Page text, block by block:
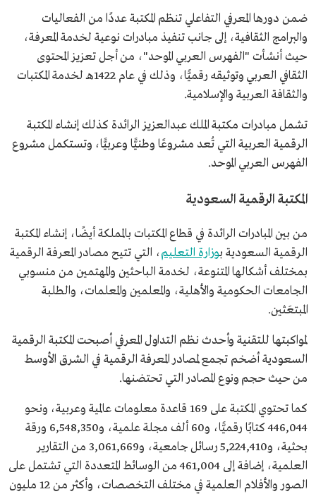
ضمن دورها المعرفي التفاعلي تنظم المكتبة عددًا من الفعاليات
والبرامج الثقافية، إلى جانب تنفيذ مبادرات نوعية لخدمة المعرفة،
حيث أنشأت "الفهرس العربي الموحد"، من أجل تعزيز المحتوى
الثقافي العربي وتوثيقه رقميًّا، وذلك في عام 1422هـ لخدمة المكتبات
والثقافة العربية والإسلامية.
تشمل مبادرات مكتبة الملك عبدالعزيز الرائدة كذلك إنشاء المكتبة
الرقمية العربية التي تُعد مشروعًا وطنيًّا وعربيًّا، وتستكمل مشروع
الفهرس العربي الموحد.
المكتبة الرقمية السعودية
من بين المبادرات الرائدة في قطاع المكتبات بالمملكة أيضًا، إنشاء المكتبة
الرقمية السعودية بوزارة التعليم، التي تتيح مصادر المعرفة الرقمية
بمختلف أشكالها المتنوعة، لخدمة الباحثين والمهتمين من منسوبي
الجامعات الحكومية والأهلية، والمعلمين والمعلمات، والطلبة
المبتعَثين.
لمواكبتها للتقنية وأحدث نظم التداول المعرفي أصبحت المكتبة الرقمية
السعودية أضخم تجمع لمصادر المعرفة الرقمية في الشرق الأوسط
من حيث حجم ونوع المصادر التي تحتضنها.
كما تحتوي المكتبة على 169 قاعدة معلومات عالمية وعربية، ونحو
446,044 كتابًا رقميًّا، و60 ألف مجلة علمية، و6,548,350 ورقة
بحثية، و5,224,410 رسائل جامعية، و3,061,669 من التقارير
العلمية، إضافة إلى 461,004 من الوسائط المتعددة التي تشتمل على
الصور والأفلام العلمية في مختلف التخصصات، وأكثر من 12 مليون